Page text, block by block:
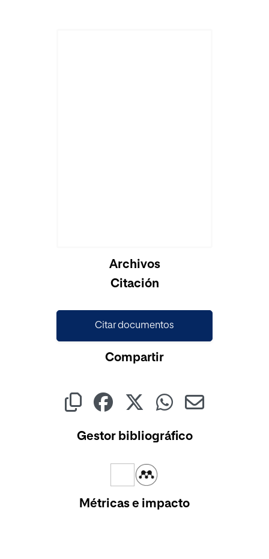
Archivos
Citación
Citar documentos
Compartir
Gestor bibliográfico
Métricas e impacto